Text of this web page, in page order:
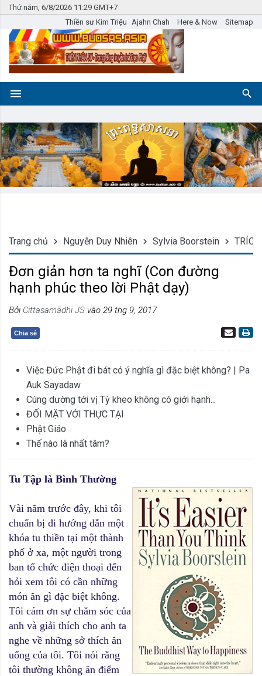
Thứ năm, 6/8/2026 11:29 GMT+7
Thiền sư Kim Triệu Ajahn Chah Here & Now Sitemap
Trang chủ Nguyễn Duy Nhiên Sylvia Boorstein
Đơn giản hơn ta nghĩ (Con đường
hạnh phúc theo lời Phật dạy)
Bởi Cittasamādhi JS vào 29 thg 9, 2017
Chia sẻ
Việc Đức Phật đi bát có ý nghĩa gì đặc biệt không? | Pa
Auk Sayadaw
Cúng dường tới vị Tỳ kheo không có giới hạnh...
ĐỐI MẶT VỚI THỰC TẠI
Phật Giáo
Thế nào là nhất tâm?
Tu Tập là Bình Thường
Vài năm trước đây, khi tôi
chuẩn bị đi hướng dẫn một
khóa tu thiền tại một thành
phố ở xa, một người trong
ban tổ chức điện thoại đến
hỏi xem tôi có cần những
món ăn gì đặc biệt không.
Tôi cám ơn sự chăm sóc của
anh và giải thích cho anh ta
nghe về những sở thích ăn
uống của tôi. Tôi nói rằng
tôi thường không ăn điểm